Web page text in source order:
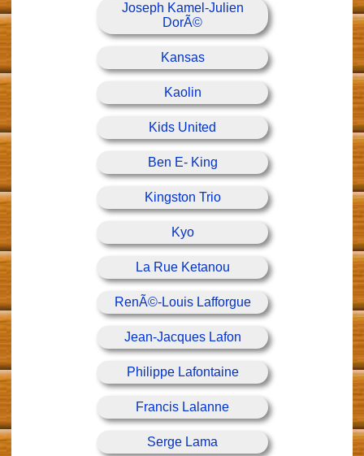
Joseph Kamel-Julien
DorÃ©
Kansas
Kaolin
Kids United
Ben E- King
Kingston Trio
Kyo
La Rue Ketanou
RenÃ©-Louis Lafforgue
Jean-Jacques Lafon
Philippe Lafontaine
Francis Lalanne
Serge Lama